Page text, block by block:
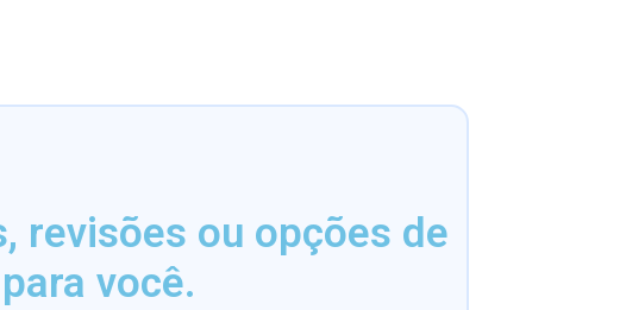
revisões ou opções de
você.